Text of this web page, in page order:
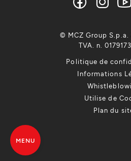
Politique de
Informations
Utilise de
Plan du
© MCZ Group S.p.a.
TVA. n.
MENU